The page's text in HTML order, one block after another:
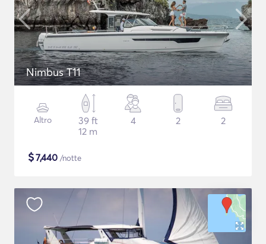
Nimbus T11
Altro
39 ft
12 m
4 2 2
$7,440 /notte